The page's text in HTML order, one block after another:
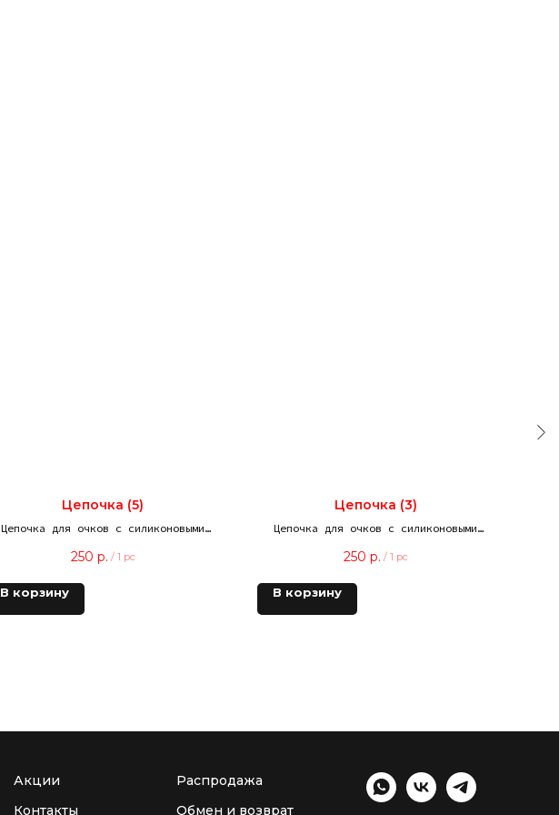
Цепочка (5)
Цепочка для очков с силиконовыми
250 р. / 1 pc
В корзину
Цепочка (3)
Цепочка для очков с силиконовыми
250 р. / 1 pc
В корзину
Акции
Контакты
Распродажа
Обмен и возврат